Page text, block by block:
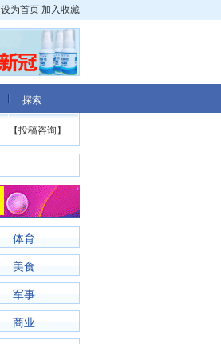
设为首页 加入收藏
探索
【投稿咨询】
体育
美食
军事
商业